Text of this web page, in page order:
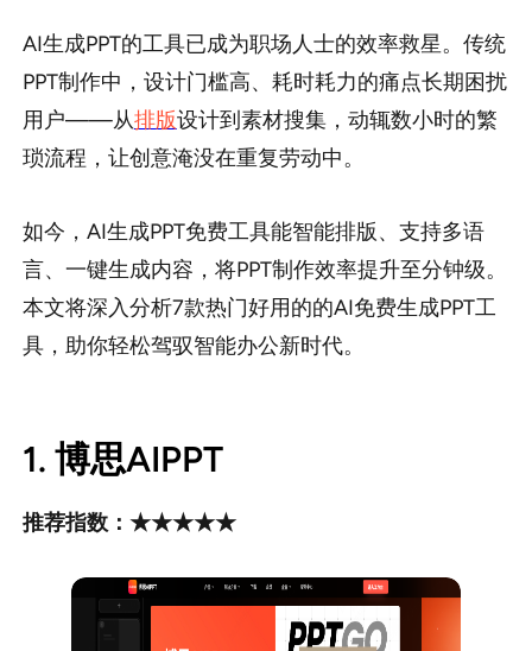
企业模板定制
帮助中心
AI生成PPT的工具已成为职场人士的效率救星。传统
PPT制作中，设计门槛高、耗时耗力的痛点长期困扰
用户——从排版设计到素材搜集，动辄数小时的繁
琐流程，让创意淹没在重复劳动中。
如今，AI生成PPT免费工具能智能排版、支持多语
言、一键生成内容，将PPT制作效率提升至分钟级。
本文将深入分析7款热门好用的的AI免费生成PPT工
具，助你轻松驾驭智能办公新时代。
1. 博思AIPPT
推荐指数：★★★★★